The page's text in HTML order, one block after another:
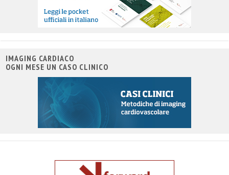
IMAGING CARDIACO
OGNI MESE UN CASO CLINICO